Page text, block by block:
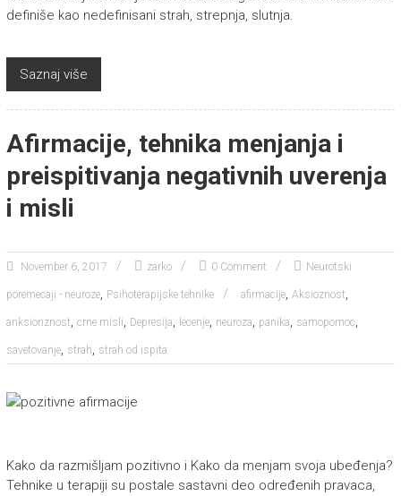
definiše kao nedefinisani strah, strepnja, slutnja.
Saznaj više
Afirmacije, tehnika menjanja i
preispitivanja negativnih uverenja
i misli
November 6, 2017 zarko 0 Comment Neurotski
poremecaji - neuroze, Psihoterapijske tehnike afirmacije, Aksioznost,
anksionznost, crne misli, Depresija, lecenje, neuroza, panika, samopomoc,
savetovanje, strah, strah od ispita
Kako da razmišljam pozitivno i Kako da menjam svoja ubeđenja?
Tehnike u terapiji su postale sastavni deo određenih pravaca,